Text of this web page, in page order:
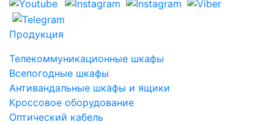
Продукция
Телекоммуникационные шкафы
Всепогодные шкафы
Антивандальные шкафы и ящики
Кроссовое оборудование
Оптический кабель